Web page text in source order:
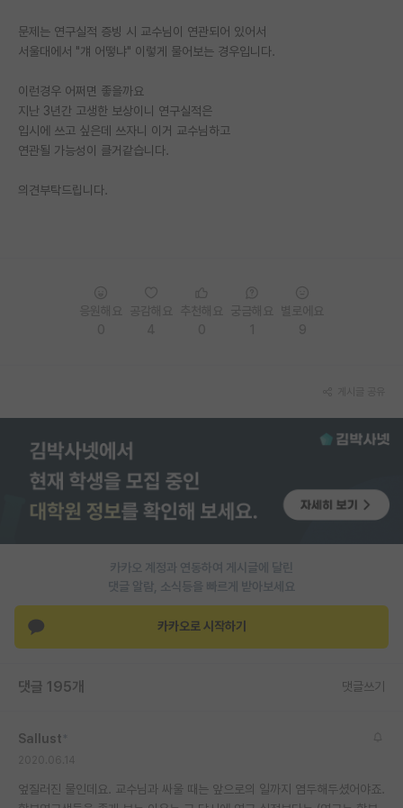
문제는 연구실적 증빙 시 교수님이 연관되어 있어서
서울대에서 "걔 어떻냐" 이렇게 물어보는 경우입니다.
이런경우 어쩌면 좋을까요
지난 3년간 고생한 보상이니 연구실적은
입시에 쓰고 싶은데 쓰자니 이거 교수님하고
연관될 가능성이 클거같습니다.
의견부탁드립니다.
카카오 계정과 연동하여 게시글에 달린
댓글 알람, 소식등을 빠르게 받아보세요
카카오로 시작하기
댓글 195개 댓글쓰기
Sallust
엎질러진 물인데요. 교수님과 싸울 때는 앞으로의 일까지 염두해두셨어야죠.